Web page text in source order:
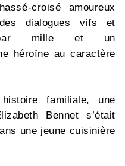
croisé amoureux
dialogues vifs et
par mille et un
héroïne au caractère
familiale, une
Bennet s’était
une jeune cuisinière